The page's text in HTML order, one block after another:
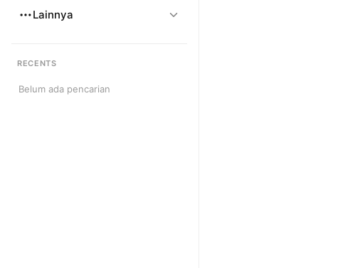
Lainnya
RECENTS
Belum ada pencarian